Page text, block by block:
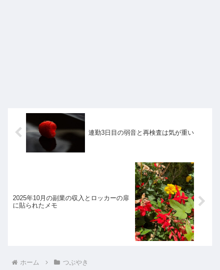
連勤3日目の弱音と再検査は気が重い
2025年10月の副業の収入とロッカーの扉
に貼られたメモ
ホーム つぶやき